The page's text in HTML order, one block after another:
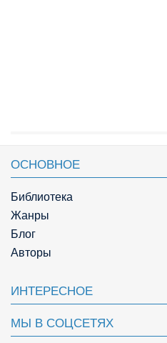
ОСНОВНОЕ
Библиотека
Жанры
Блог
Авторы
ИНТЕРЕСНОЕ
МЫ В СОЦСЕТЯХ